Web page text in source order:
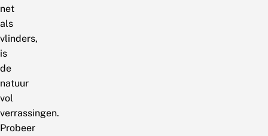
net
als
vlinders,
is
de
natuur
vol
verrassingen.
Probeer